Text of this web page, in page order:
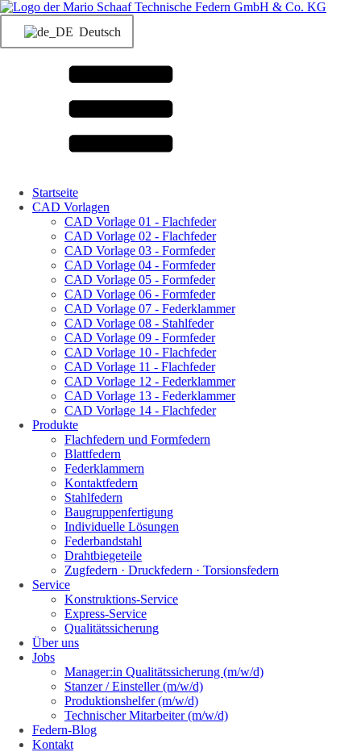
Deutsch
Startseite
CAD Vorlagen
CAD Vorlage 01 - Flachfeder
CAD Vorlage 02 - Flachfeder
CAD Vorlage 03 - Formfeder
CAD Vorlage 04 - Formfeder
CAD Vorlage 05 - Formfeder
CAD Vorlage 06 - Formfeder
CAD Vorlage 07 - Federklammer
CAD Vorlage 08 - Stahlfeder
CAD Vorlage 09 - Formfeder
CAD Vorlage 10 - Flachfeder
CAD Vorlage 11 - Flachfeder
CAD Vorlage 12 - Federklammer
CAD Vorlage 13 - Federklammer
CAD Vorlage 14 - Flachfeder
Produkte
Flachfedern und Formfedern
Blattfedern
Federklammern
Kontaktfedern
Stahlfedern
Baugruppenfertigung
Individuelle Lösungen
Federbandstahl
Drahtbiegeteile
Zugfedern · Druckfedern · Torsionsfedern
Service
Konstruktions-Service
Express-Service
Qualitätssicherung
Über uns
Jobs
Manager:in Qualitätssicherung (m/w/d)
Stanzer / Einsteller (m/w/d)
Produktionshelfer (m/w/d)
Technischer Mitarbeiter (m/w/d)
Federn-Blog
Kontakt